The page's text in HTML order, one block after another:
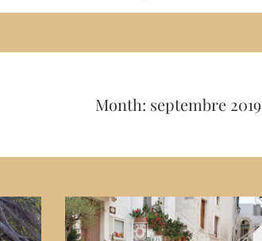
Month: septembre 2019